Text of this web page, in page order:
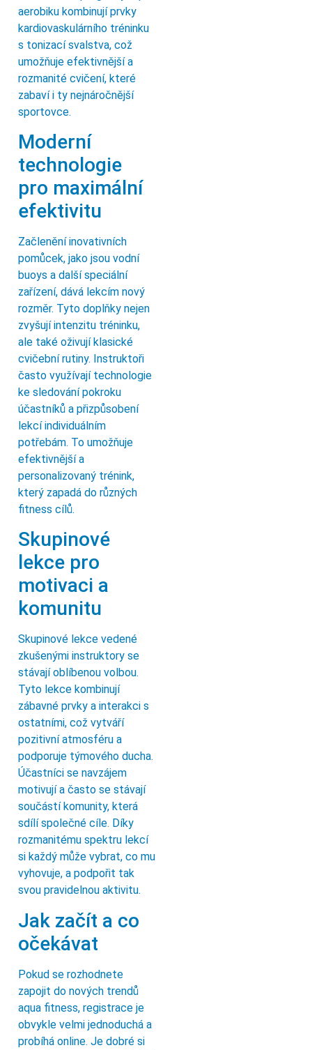
aerobiku kombinují prvky
kardiovaskulárního tréninku
s tonizací svalstva, což
umožňuje efektivnější a
rozmanité cvičení, které
zabaví i ty nejnáročnější
sportovce.
Moderní
technologie
pro maximální
efektivitu
Začlenění inovativních
pomůcek, jako jsou vodní
buoys a další speciální
zařízení, dává lekcím nový
rozměr. Tyto doplňky nejen
zvyšují intenzitu tréninku,
ale také oživují klasické
cvičební rutiny. Instruktoři
často využívají technologie
ke sledování pokroku
účastníků a přizpůsobení
lekcí individuálním
potřebám. To umožňuje
efektivnější a
personalizovaný trénink,
který zapadá do různých
fitness cílů.
Skupinové
lekce pro
motivaci a
komunitu
Skupinové lekce vedené
zkušenými instruktory se
stávají oblíbenou volbou.
Tyto lekce kombinují
zábavné prvky a interakci s
ostatními, což vytváří
pozitivní atmosféru a
podporuje týmového ducha.
Účastníci se navzájem
motivují a často se stávají
součástí komunity, která
sdílí společné cíle. Díky
rozmanitému spektru lekcí
si každý může vybrat, co mu
vyhovuje, a podpořit tak
svou pravidelnou aktivitu.
Jak začít a co
očekávat
Pokud se rozhodnete
zapojit do nových trendů
aqua fitness, registrace je
obvykle velmi jednoduchá a
probíhá online. Je dobré si